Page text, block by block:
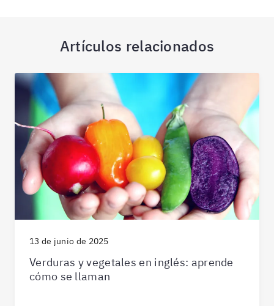
Artículos relacionados
13 de junio de 2025
Verduras y vegetales en inglés: aprende
cómo se llaman